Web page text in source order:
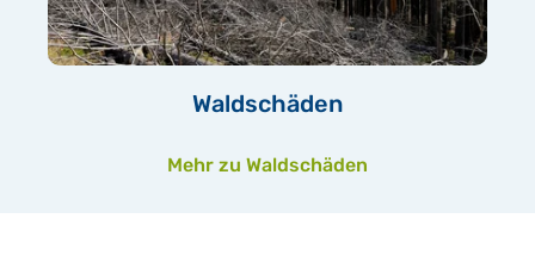
Waldschäden
Mehr zu Waldschäden